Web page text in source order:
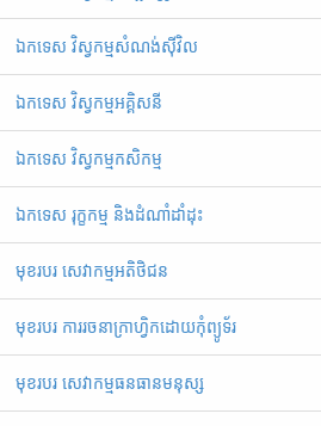
ឯកទេស វិស្វកម្មសំណង់ស៊ីវិល
ឯកទេស វិស្វកម្មអគ្គិសនី
ឯ​ក​ទេស​ ​វិស្វកម្មកសិកម្ម
ឯកទេស រុក្ខកម្ម និងដំណាំដាំដុះ
មុខរបរ សេវាកម្មអតិថិជន
មុខរបរ ការរចនាក្រាហ្វិកដោយកុំព្យូទ័រ
មុខរបរ សេវាកម្មធនធានមនុស្ស